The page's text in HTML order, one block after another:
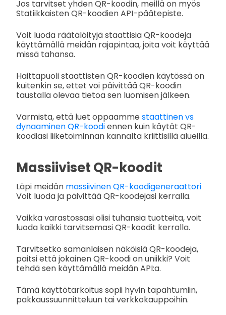
Jos tarvitset yhden QR-koodin, meillä on myös
Statiikkaisten QR-koodien API-päätepiste.
Voit luoda räätälöityjä staattisia QR-koodeja
käyttämällä meidän rajapintaa, joita voit käyttää
missä tahansa.
Haittapuoli staattisten QR-koodien käytössä on
kuitenkin se, ettet voi päivittää QR-koodin
taustalla olevaa tietoa sen luomisen jälkeen.
Varmista, että luet oppaamme staattinen vs
dynaaminen QR-koodiennen kuin käytät QR-
koodiasi liiketoiminnan kannalta kriittisillä alueilla.
Massiiviset QR-koodit
Läpi meidän massiivinen QR-koodigeneraattori
Voit luoda ja päivittää QR-koodejasi kerralla.
Vaikka varastossasi olisi tuhansia tuotteita, voit
luoda kaikki tarvitsemasi QR-koodit kerralla.
Tarvitsetko samanlaisen näköisiä QR-koodeja,
paitsi että jokainen QR-koodi on uniikki? Voit
tehdä sen käyttämällä meidän API:a.
Tämä käyttötarkoitus sopii hyvin tapahtumiin,
pakkaussuunnitteluun tai verkkokauppoihin.